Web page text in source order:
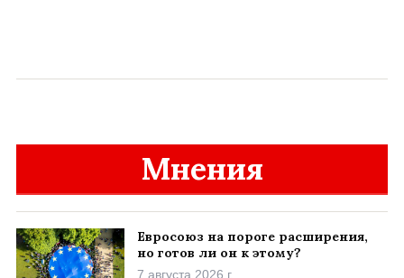
Мнения
Евросоюз на пороге расширения,
но готов ли он к этому?
7 августа 2026 г.